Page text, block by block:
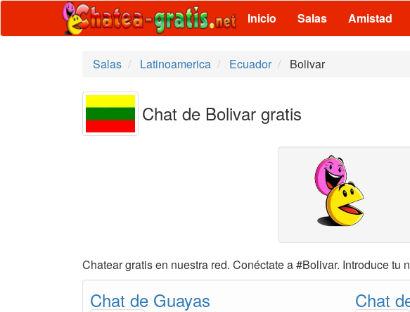
Inicio Salas Amistad
Salas Latinoamerica Ecuador Bolivar
Chat de Bolivar gratis
Chatear gratis en nuestra red. Conéctate a #Bolivar. Introduce
Chat de Guayas Chat